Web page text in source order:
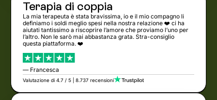
Terapia di coppia
La mia terapeuta è stata bravissima, io e il mio compagno li
definiamo i soldi meglio spesi nella nostra relazione ❤️ ci ha
aiutati tantissimo a riscoprire l’amore che proviamo l’uno per
l’altro. Non le sarò mai abbastanza grata. Stra-consiglio
questa piattaforma. ❤️
— Francesca
Valutazione di 4.7 / 5 | 8.737 recensioni